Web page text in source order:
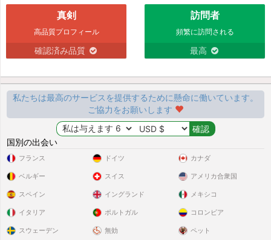
真剣
高品質プロフィール
確認済み品質
訪問者
頻繁に訪問される
最高
私たちは最高のサービスを提供するために懸命に働いています。
ご協力をお願いします
国別の出会い
フランス
ベルギー
スペイン
イタリア
スウェーデン
ドイツ
スイス
イングランド
ポルトガル
無効
カナダ
アメリカ合衆国
メキシコ
コロンビア
ペット